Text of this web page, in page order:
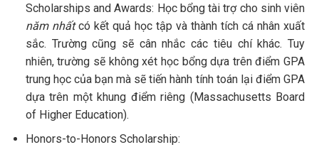
Scholarships and Awards: Học bổng tài trợ cho sinh viên
năm nhấtcó kết quả học tập và thành tích cá nhân xuất
sắc. Trường cũng sẽ cân nhắc các tiêu chí khác. Tuy
nhiên, trường sẽ không xét học bổng dựa trên điểm GPA
trung học của bạn mà sẽ tiến hành tính toán lại điểm GPA
dựa trên một khung điểm riêng (Massachusetts Board
of Higher Education).
Honors-to-Honors Scholarship: